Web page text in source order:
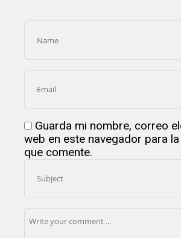
Guarda mi nombre, correo
web en este navegador para
que comente.